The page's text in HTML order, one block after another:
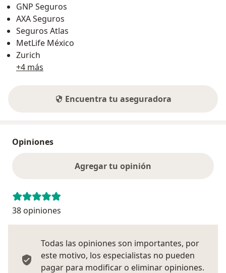
GNP Seguros
AXA Seguros
Seguros Atlas
MetLife México
Zurich
+4 más
Encuentra tu aseguradora
Opiniones
Agregar tu opinión
38 opiniones
Todas las opiniones son importantes, por
este motivo, los especialistas no pueden
pagar para modificar o eliminar opiniones.